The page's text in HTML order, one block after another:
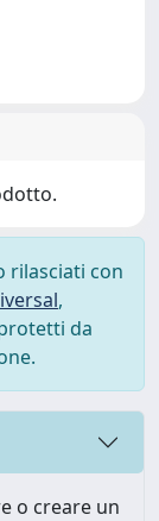
rilasciati con
,
da
o creare un